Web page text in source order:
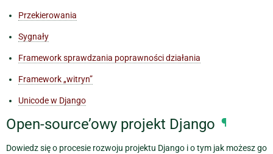
Przekierowania
Sygnały
Framework sprawdzania poprawności działania
Framework „witryn”
Unicode w Django
Open-source’owy projekt Django ¶
Dowiedz się o procesie rozwoju projektu Django i o tym jak możesz go